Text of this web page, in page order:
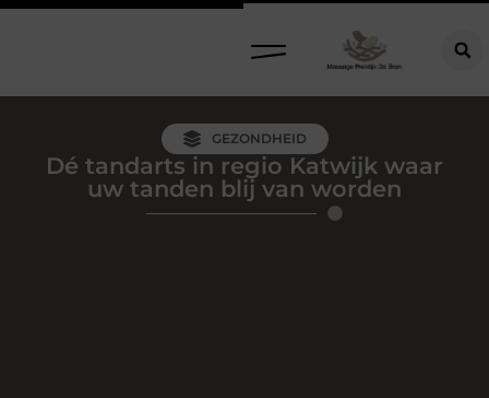
GEZONDHEID
Dé tandarts in regio Katwijk waar
uw tanden blij van worden